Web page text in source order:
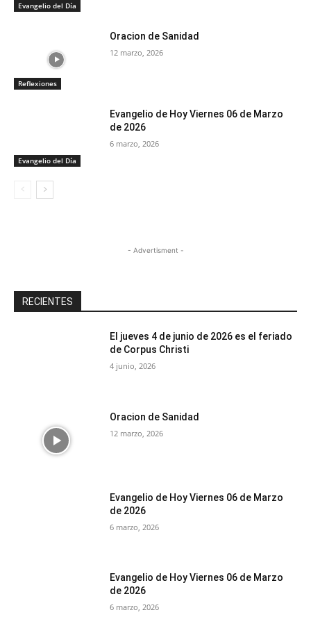
Evangelio del Día
Reflexiones
Oracion de Sanidad
12 marzo, 2026
Evangelio del Día
Evangelio de Hoy Viernes 06 de Marzo
de 2026
6 marzo, 2026
- Advertisment -
RECIENTES
El jueves 4 de junio de 2026 es el feriado
de Corpus Christi
4 junio, 2026
Oracion de Sanidad
12 marzo, 2026
Evangelio de Hoy Viernes 06 de Marzo
de 2026
6 marzo, 2026
Evangelio de Hoy Viernes 06 de Marzo
de 2026
6 marzo, 2026